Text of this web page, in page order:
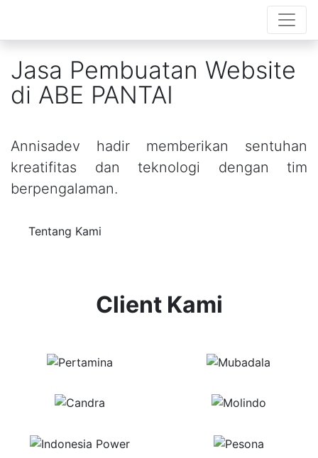
Jasa Pembuatan Website
di ABE PANTAI
Annisadev hadir memberikan sentuhan
kreatifitas dan teknologi dengan tim
berpengalaman.
Tentang Kami
Client Kami